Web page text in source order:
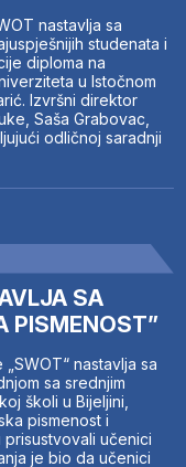
nastavlja sa
studenata i
diploma na
u Istočnom
Izvršni direktor
Saša Grabovac,
odličnoj saradnji
SA
PISMENOST”
nastavlja sa
sa srednjim
školi u Bijeljini,
pismenost i
prisustvovali učenici
je bio da učenici